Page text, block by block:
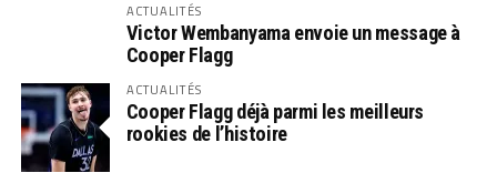
ACTUALITÉS
Victor Wembanyama envoie un message à
Cooper Flagg
ACTUALITÉS
Cooper Flagg déjà parmi les meilleurs
rookies de l’histoire